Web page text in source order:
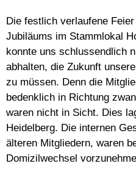
Die festlich verlaufene
Jubiläums im Stammlokal
konnte uns schlussendlich
abhalten, die Zukunft
zu müssen. Denn die
bedenklich in Richtung
waren nicht in Sicht. Dies
Heidelberg. Die internen
älteren Mitgliedern, waren
Domizilwechsel